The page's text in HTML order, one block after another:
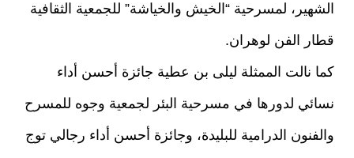
الشهير، لمسرحية “الخيش والخياشة” للجمعية الثقافية
قطار الفن لوهران.
كما نالت الممثلة ليلى بن عطية جائزة أحسن أداء
نسائي لدورها في مسرحية البئر لجمعية وجوه للمسرح
والفنون الدرامية للبليدة، وجائزة أحسن أداء رجالي توج